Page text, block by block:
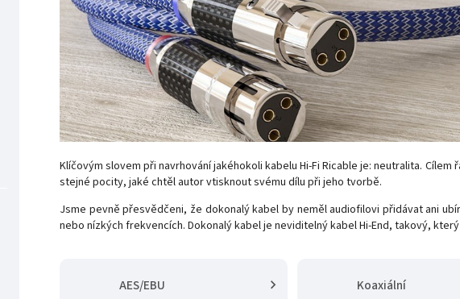
Klíčovým slovem při navrhování jakéhokoli kabelu Hi-Fi Ricable je: neutralita.
stejné pocity, jaké chtěl autor vtisknout svému dílu při jeho tvorbě.
Jsme pevně přesvědčeni, že dokonalý kabel by neměl audiofilovi přidávat ani
nebo nízkých frekvencích. Dokonalý kabel je neviditelný kabel Hi-End, takový,
AES/EBU Koaxiální